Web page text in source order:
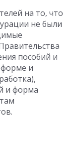
на то, что
не были
пособий и
и
и форма